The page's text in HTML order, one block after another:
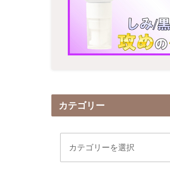
カテゴリー